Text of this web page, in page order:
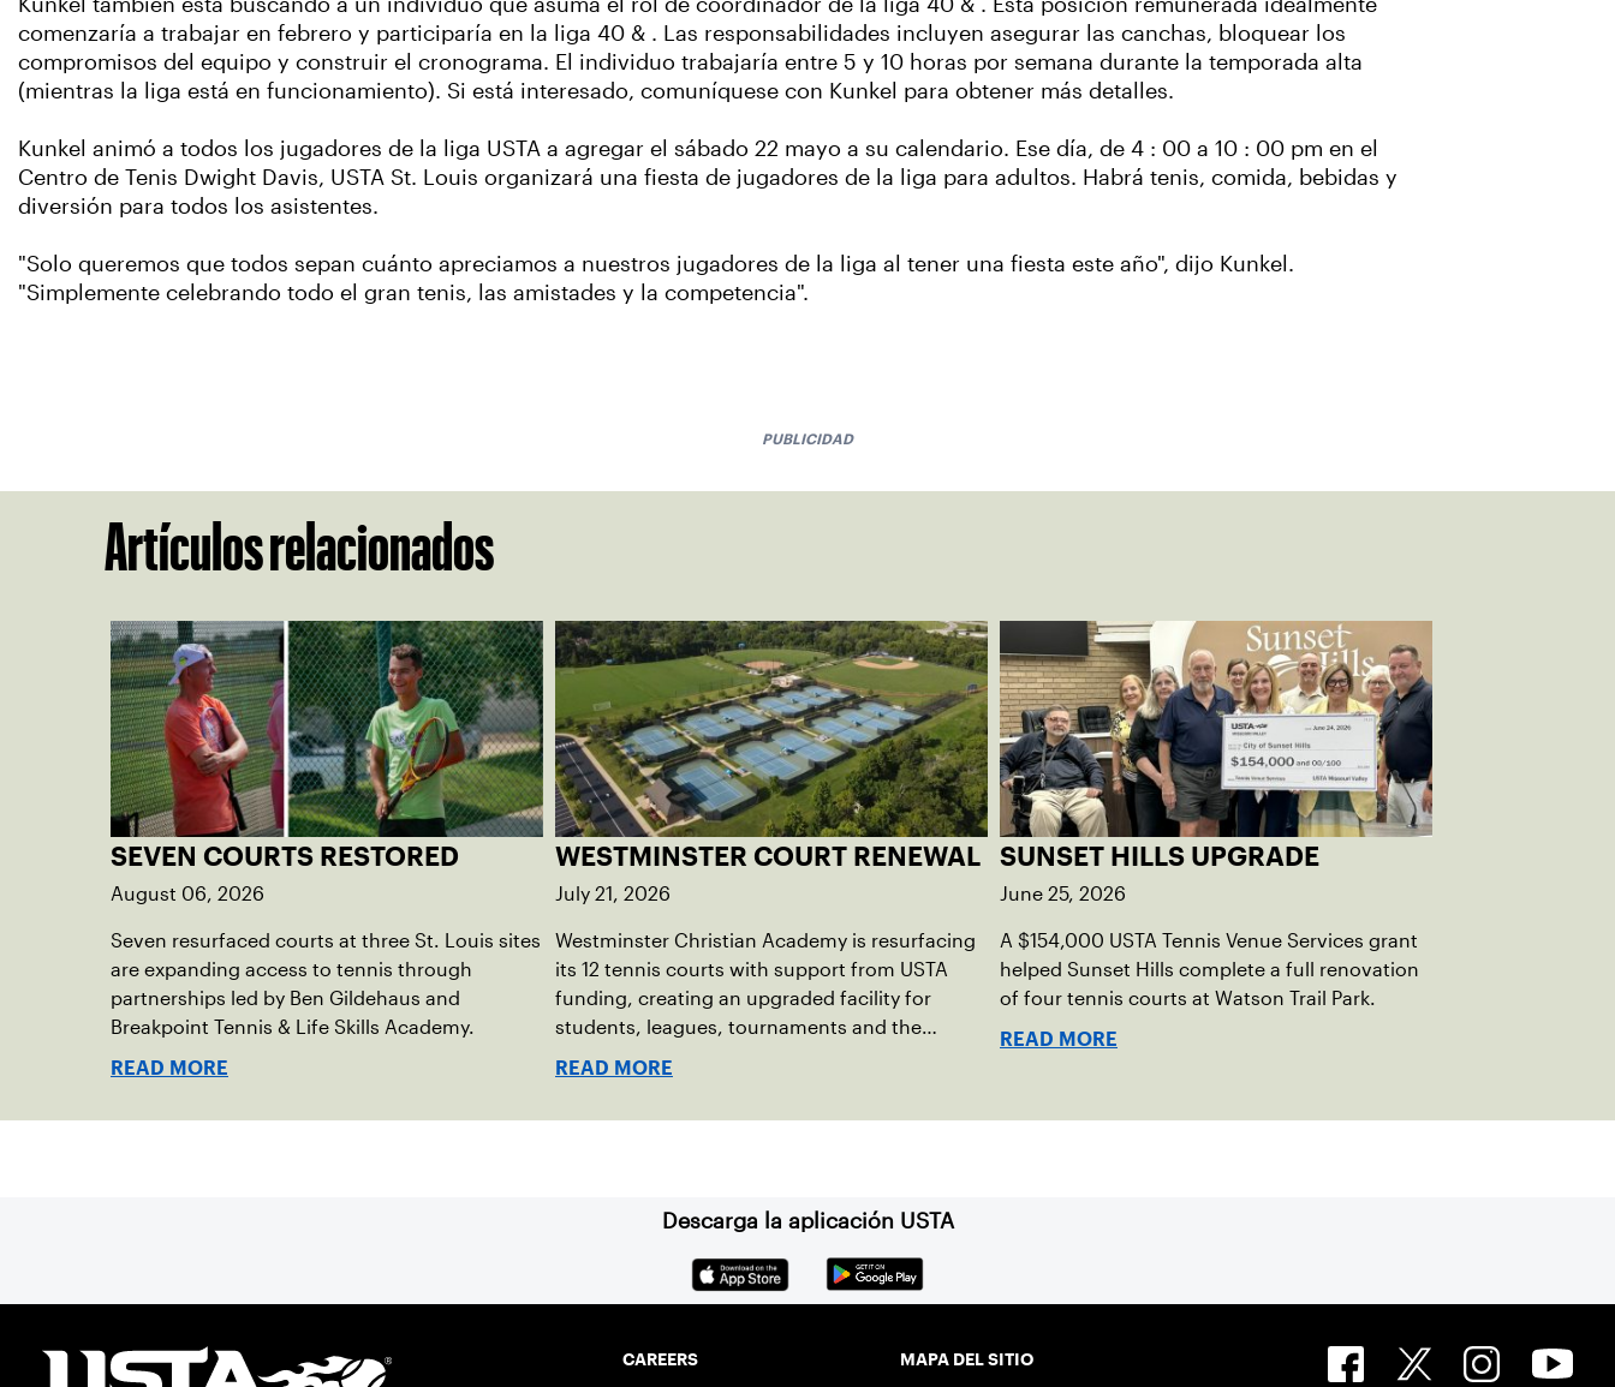
Kunkel también está buscando a un individuo que asuma el rol de coordinador de la liga 40 & . Esta posición remunerada idealmente
comenzaría a trabajar en febrero y participaría en la liga 40 & . Las responsabilidades incluyen asegurar las canchas, bloquear los
compromisos del equipo y construir el cronograma. El individuo trabajaría entre 5 y 10 horas por semana durante la temporada alta
(mientras la liga está en funcionamiento). Si está interesado, comuníquese con Kunkel para obtener más detalles.
Kunkel animó a todos los jugadores de la liga USTA a agregar el sábado 22 mayo a su calendario. Ese día, de 4 : 00 a 10 : 00 pm en el
Centro de Tenis Dwight Davis, USTA St. Louis organizará una fiesta de jugadores de la liga para adultos. Habrá tenis, comida, bebidas y
diversión para todos los asistentes.
"Solo queremos que todos sepan cuánto apreciamos a nuestros jugadores de la liga al tener una fiesta este año", dijo Kunkel.
"Simplemente celebrando todo el gran tenis, las amistades y la competencia".
PUBLICIDAD
Artículos relacionados
SEVEN COURTS RESTORED
August 06, 2026
Seven resurfaced courts at three St. Louis sites
are expanding access to tennis through
partnerships led by Ben Gildehaus and
Breakpoint Tennis & Life Skills Academy.
READ MORE
WESTMINSTER COURT RENEWAL
July 21, 2026
Westminster Christian Academy is resurfacing
its 12 tennis courts with support from USTA
funding, creating an upgraded facility for
students, leagues, tournaments and the
community.
READ MORE
SUNSET HILLS UPGRADE
June 25, 2026
A $154,000 USTA Tennis Venue Services grant
helped Sunset Hills complete a full renovation
of four tennis courts at Watson Trail Park.
READ MORE
Descarga la aplicación USTA
CAREERS MAPA DEL SITIO